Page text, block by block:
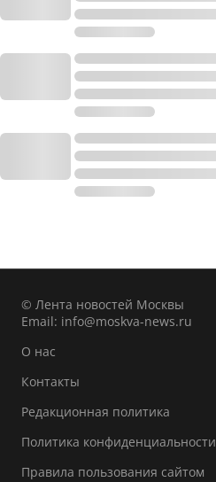
© Лента новостей Москвы
Email: info@moskva-news.ru
О нас
Контакты
Редакционная политика
Политика конфиденциальности
Правила пользования сайтом